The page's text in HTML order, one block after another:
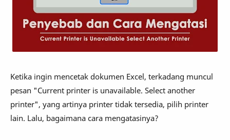
Ketika ingin mencetak dokumen Excel, terkadang muncul
pesan "Current printer is unavailable. Select another
printer", yang artinya printer tidak tersedia, pilih printer
lain. Lalu, bagaimana cara mengatasinya?